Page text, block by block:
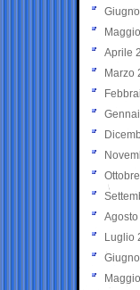
Aprile
Marzo
Luglio